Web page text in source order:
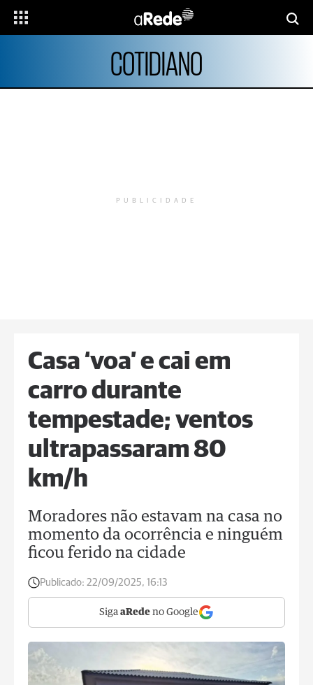
COTIDIANO
PUBLICIDADE
Casa ‘voa’ e cai em
carro durante
tempestade; ventos
ultrapassaram 80
km/h
Moradores não estavam na casa no
momento da ocorrência e ninguém
ficou ferido na cidade
Publicado: 22/09/2025, 16:13
Siga aRede no Google